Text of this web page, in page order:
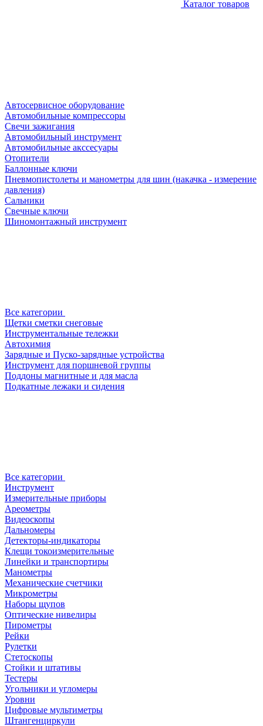
Каталог товаров
Автосервисное оборудование
Автомобильные компрессоры
Свечи зажигания
Автомобильный инструмент
Автомобильные акссесуары
Отопители
Баллонные ключи
Пневмопистолеты и манометры для шин (накачка - измерение
давления)
Сальники
Свечные ключи
Шиномонтажный инструмент
Все категории
Щетки сметки снеговые
Инструментальные тележки
Автохимия
Зарядные и Пуско-зарядные устройства
Инструмент для поршневой группы
Поддоны магнитные и для масла
Подкатные лежаки и сидения
Все категории
Инструмент
Измерительные приборы
Ареометры
Видеоскопы
Дальномеры
Детекторы-индикаторы
Клещи токоизмерительные
Линейки и транспортиры
Манометры
Механические счетчики
Микрометры
Наборы щупов
Оптические нивелиры
Пирометры
Рейки
Рулетки
Стетоскопы
Стойки и штативы
Тестеры
Угольники и угломеры
Уровни
Цифровые мультиметры
Штангенциркули